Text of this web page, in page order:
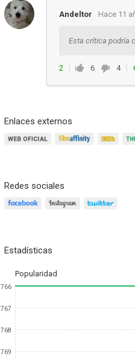
Andeltor Hace 11
Esta crítica podría
2 6 4
Enlaces externos
Redes sociales
Estadísticas
Popularidad
766
767
768
769